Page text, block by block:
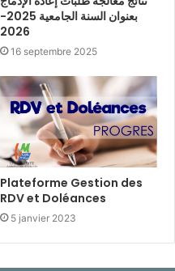
بعنوان السنة الجامعية 2025-
2026
16 septembre 2025
Plateforme Gestion des
RDV et Doléances
5 janvier 2023